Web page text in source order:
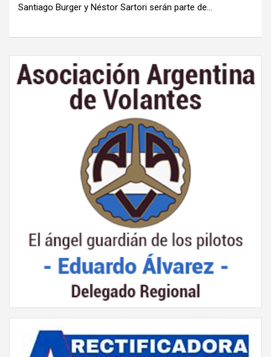
Santiago Burger y Néstor Sartori serán parte de…